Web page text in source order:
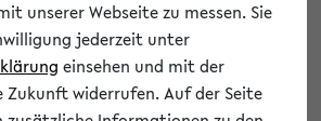
Sie sich an:
am eKVV
unserer Webseite zu messen. Sie
jederzeit unter
einsehen und mit der
Zukunft widerrufen. Auf der Seite